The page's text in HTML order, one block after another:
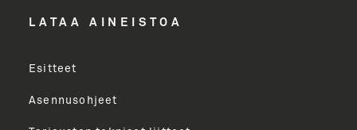
LÄHETÄ
LATAA AINEISTOA
Esitteet
Asennusohjeet